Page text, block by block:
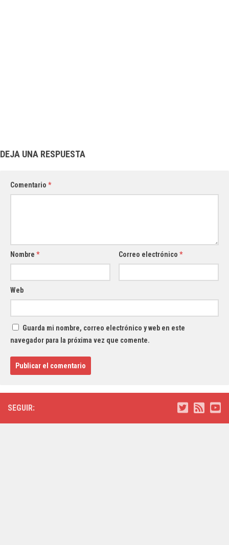
DEJA UNA RESPUESTA
Comentario *
Nombre * Correo electrónico*
Web
Guarda mi nombre, correo electrónico y web en este
navegador para la próxima vez que comente.
SEGUIR: